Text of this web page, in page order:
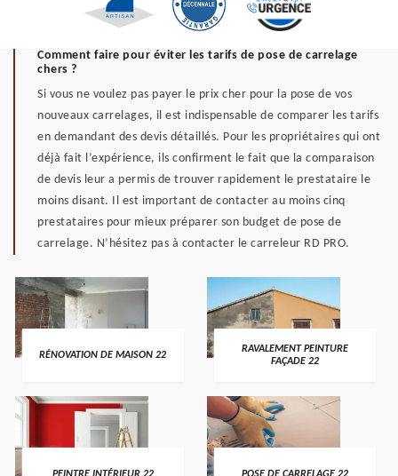
Comment faire pour éviter les tarifs de pose de carrelage
chers ?
Si vous ne voulez pas payer le prix cher pour la pose de vos
nouveaux carrelages, il est indispensable de comparer les tarifs
en demandant des devis détaillés. Pour les propriétaires qui ont
déjà fait l’expérience, ils confirment le fait que la comparaison
de devis leur a permis de trouver rapidement le prestataire le
moins disant. Il est important de contacter au moins cinq
prestataires pour mieux préparer son budget de pose de
carrelage. N’hésitez pas à contacter le carreleur RD PRO.
RÉNOVATION DE MAISON 22
RAVALEMENT PEINTURE
FAÇADE 22